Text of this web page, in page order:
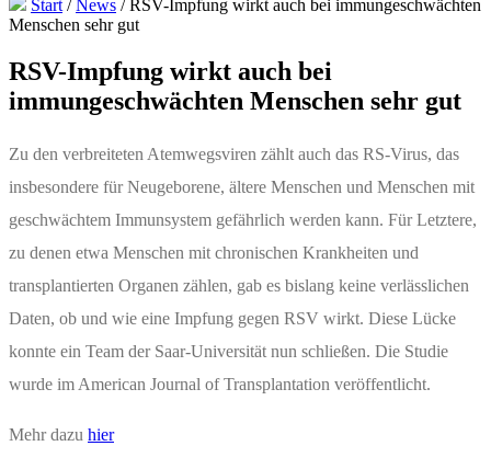
Start /News /RSV-Impfung wirkt auch bei immungeschwächten
Menschen sehr gut
RSV-Impfung wirkt auch bei
immungeschwächten Menschen sehr gut
Zu den verbreiteten Atemwegsviren zählt auch das RS-Virus, das
insbesondere für Neugeborene, ältere Menschen und Menschen mit
geschwächtem Immunsystem gefährlich werden kann. Für Letztere,
zu denen etwa Menschen mit chronischen Krankheiten und
transplantierten Organen zählen, gab es bislang keine verlässlichen
Daten, ob und wie eine Impfung gegen RSV wirkt. Diese Lücke
konnte ein Team der Saar-Universität nun schließen. Die Studie
wurde im American Journal of Transplantation veröffentlicht.
Mehr dazu hier